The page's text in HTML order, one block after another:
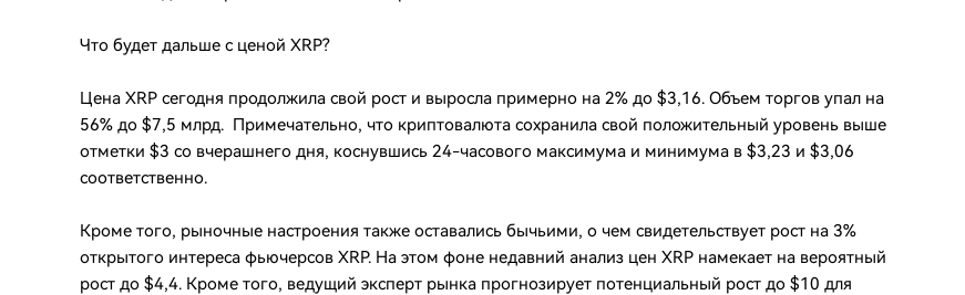
Что будет дальше с ценой XRP?
Цена XRP сегодня продолжила свой рост и выросла примерно на 2% до $3,16. Объем торгов упал на
56% до $7,5 млрд. Примечательно, что криптовалюта сохранила свой положительный уровень выше
отметки $3 со вчерашнего дня, коснувшись 24-часового максимума и минимума в $3,23 и $3,06
соответственно.
Кроме того, рыночные настроения также оставались бычьими, о чем свидетельствует рост на 3%
открытого интереса фьючерсов XRP. На этом фоне недавний анализ цен XRP намекает на вероятный
рост до $4,4. Кроме того, ведущий эксперт рынка прогнозирует потенциальный рост до $10 для